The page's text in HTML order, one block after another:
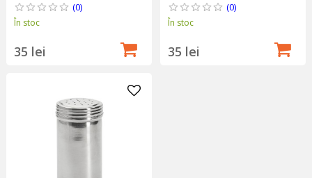
(0)
În stoc
35 lei
(0)
În stoc
35 lei